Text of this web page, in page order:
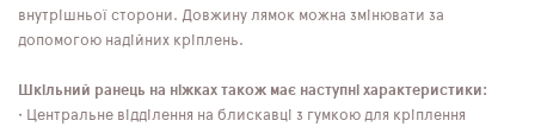
внутрішньої сторони. Довжину лямок можна змінювати за
допомогою надійних кріплень.
Шкільний ранець на ніжках також має наступні характеристики:
• Центральне відділення на блискавці з гумкою для кріплення